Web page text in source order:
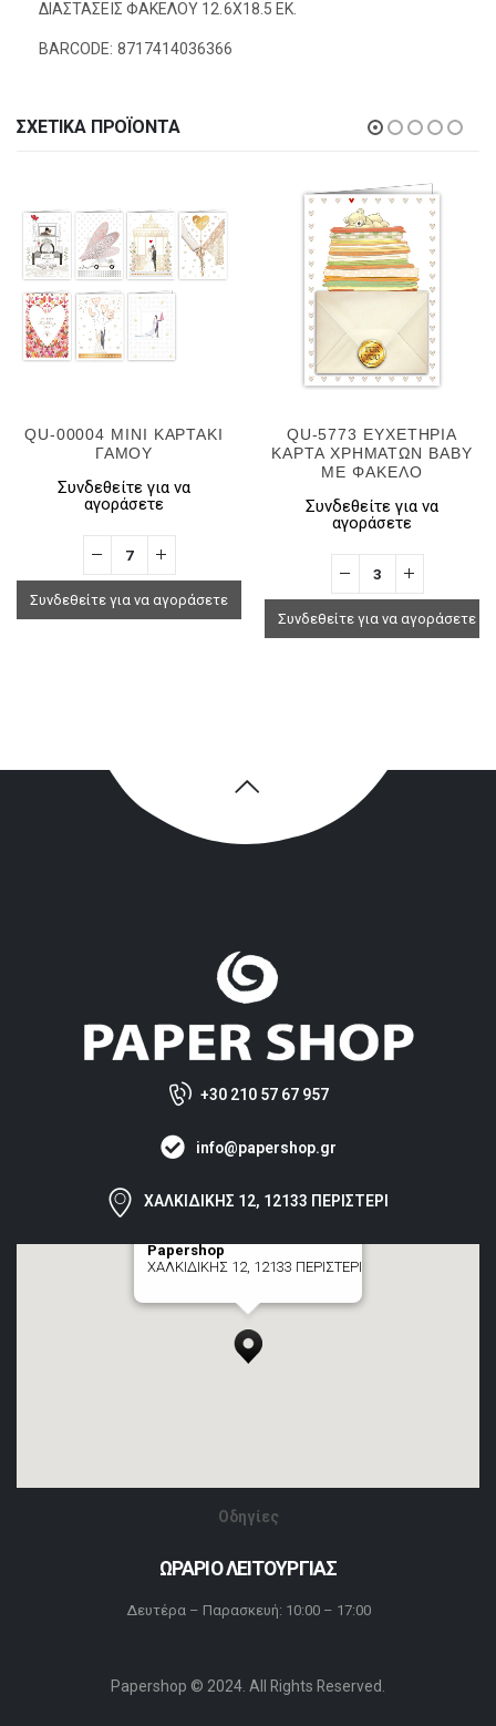
ΔΙΑΣΤΑΣΕΙΣ ΦΑΚΕΛΟΥ 12.6Χ18.5 ΕΚ.
BARCODE: 8717414036366
ΣΧΕΤΙΚΆ ΠΡΟΪΌΝΤΑ
QU-00004 MINI ΚΑΡΤΑΚΙ
ΓΑΜΟΥ
Συνδεθείτε για να
αγοράσετε
Συνδεθείτε για να αγοράσετε
QU-5773 ΕΥΧΕΤΗΡΙΑ
ΚΑΡΤΑ ΧΡΗΜΑΤΩΝ BABY
ΜΕ ΦΑΚΕΛΟ
Συνδεθείτε για να
αγοράσετε
Συνδεθείτε για να αγοράσετε
+30 210 57 67 957
info@papershop.gr
ΧΑΛΚΙΔΙΚΗΣ 12, 12133 ΠΕΡΙΣΤΕΡΙ
Papershop
ΧΑΛΚΙΔΙΚΗΣ 12, 12133 ΠΕΡΙΣΤΕΡΙ
Οδηγίες
ΩΡΑΡΙΟ ΛΕΙΤΟΥΡΓΙΑΣ
Δευτέρα – Παρασκευή: 10:00 – 17:00
Papershop © 2024. All Rights Reserved.